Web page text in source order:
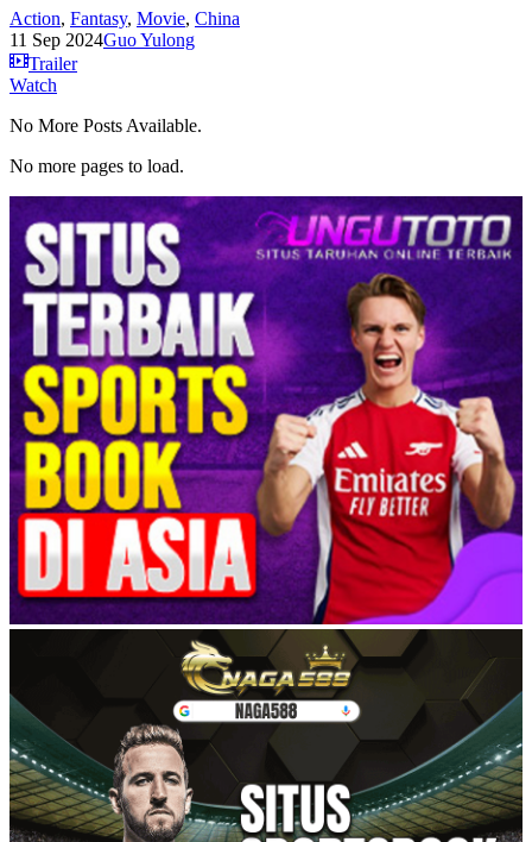
Action, Fantasy, Movie, China
11 Sep 2024Guo Yulong
Trailer
Watch
No More Posts Available.
No more pages to load.